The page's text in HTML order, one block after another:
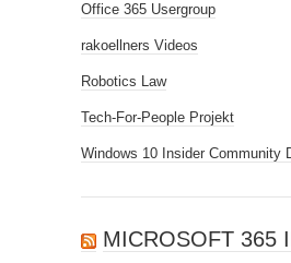
Office 365 Usergroup
rakoellners Videos
Robotics Law
Tech-For-People Projekt
Windows 10 Insider Community
MICROSOFT 365